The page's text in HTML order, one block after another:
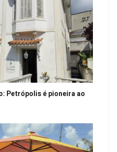
Petrópolis é pioneira ao